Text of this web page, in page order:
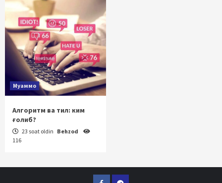
Муаммо
Алгоритм ва тил: ким
ғолиб?
23 soat oldin Behzod
116